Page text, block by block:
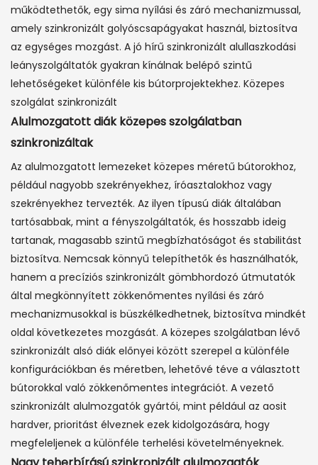
működtethetők, egy sima nyílási és záró mechanizmussal,
amely szinkronizált golyóscsapágyakat használ, biztosítva
az egységes mozgást. A jó hírű szinkronizált alullaszkodási
leányszolgáltatók gyakran kínálnak belépő szintű
lehetőségeket különféle kis bútorprojektekhez. Közepes
szolgálat szinkronizált
Alulmozgatott diák közepes szolgálatban
szinkronizáltak
Az alulmozgatott lemezeket közepes méretű bútorokhoz,
például nagyobb szekrényekhez, íróasztalokhoz vagy
szekrényekhez tervezték. Az ilyen típusú diák általában
tartósabbak, mint a fényszolgáltatók, és hosszabb ideig
tartanak, magasabb szintű megbízhatóságot és stabilitást
biztosítva. Nemcsak könnyű telepíthetők és használhatók,
hanem a precíziós szinkronizált gömbhordozó útmutatók
által megkönnyített zökkenőmentes nyílási és záró
mechanizmusokkal is büszkélkedhetnek, biztosítva mindkét
oldal következetes mozgását. A közepes szolgálatban lévő
szinkronizált alsó diák előnyei között szerepel a különféle
konfigurációkban és méretben, lehetővé téve a választott
bútorokkal való zökkenőmentes integrációt. A vezető
szinkronizált alulmozgatók gyártói, mint például az aosit
hardver, prioritást élveznek ezek kidolgozására, hogy
megfeleljenek a különféle terhelési követelményeknek.